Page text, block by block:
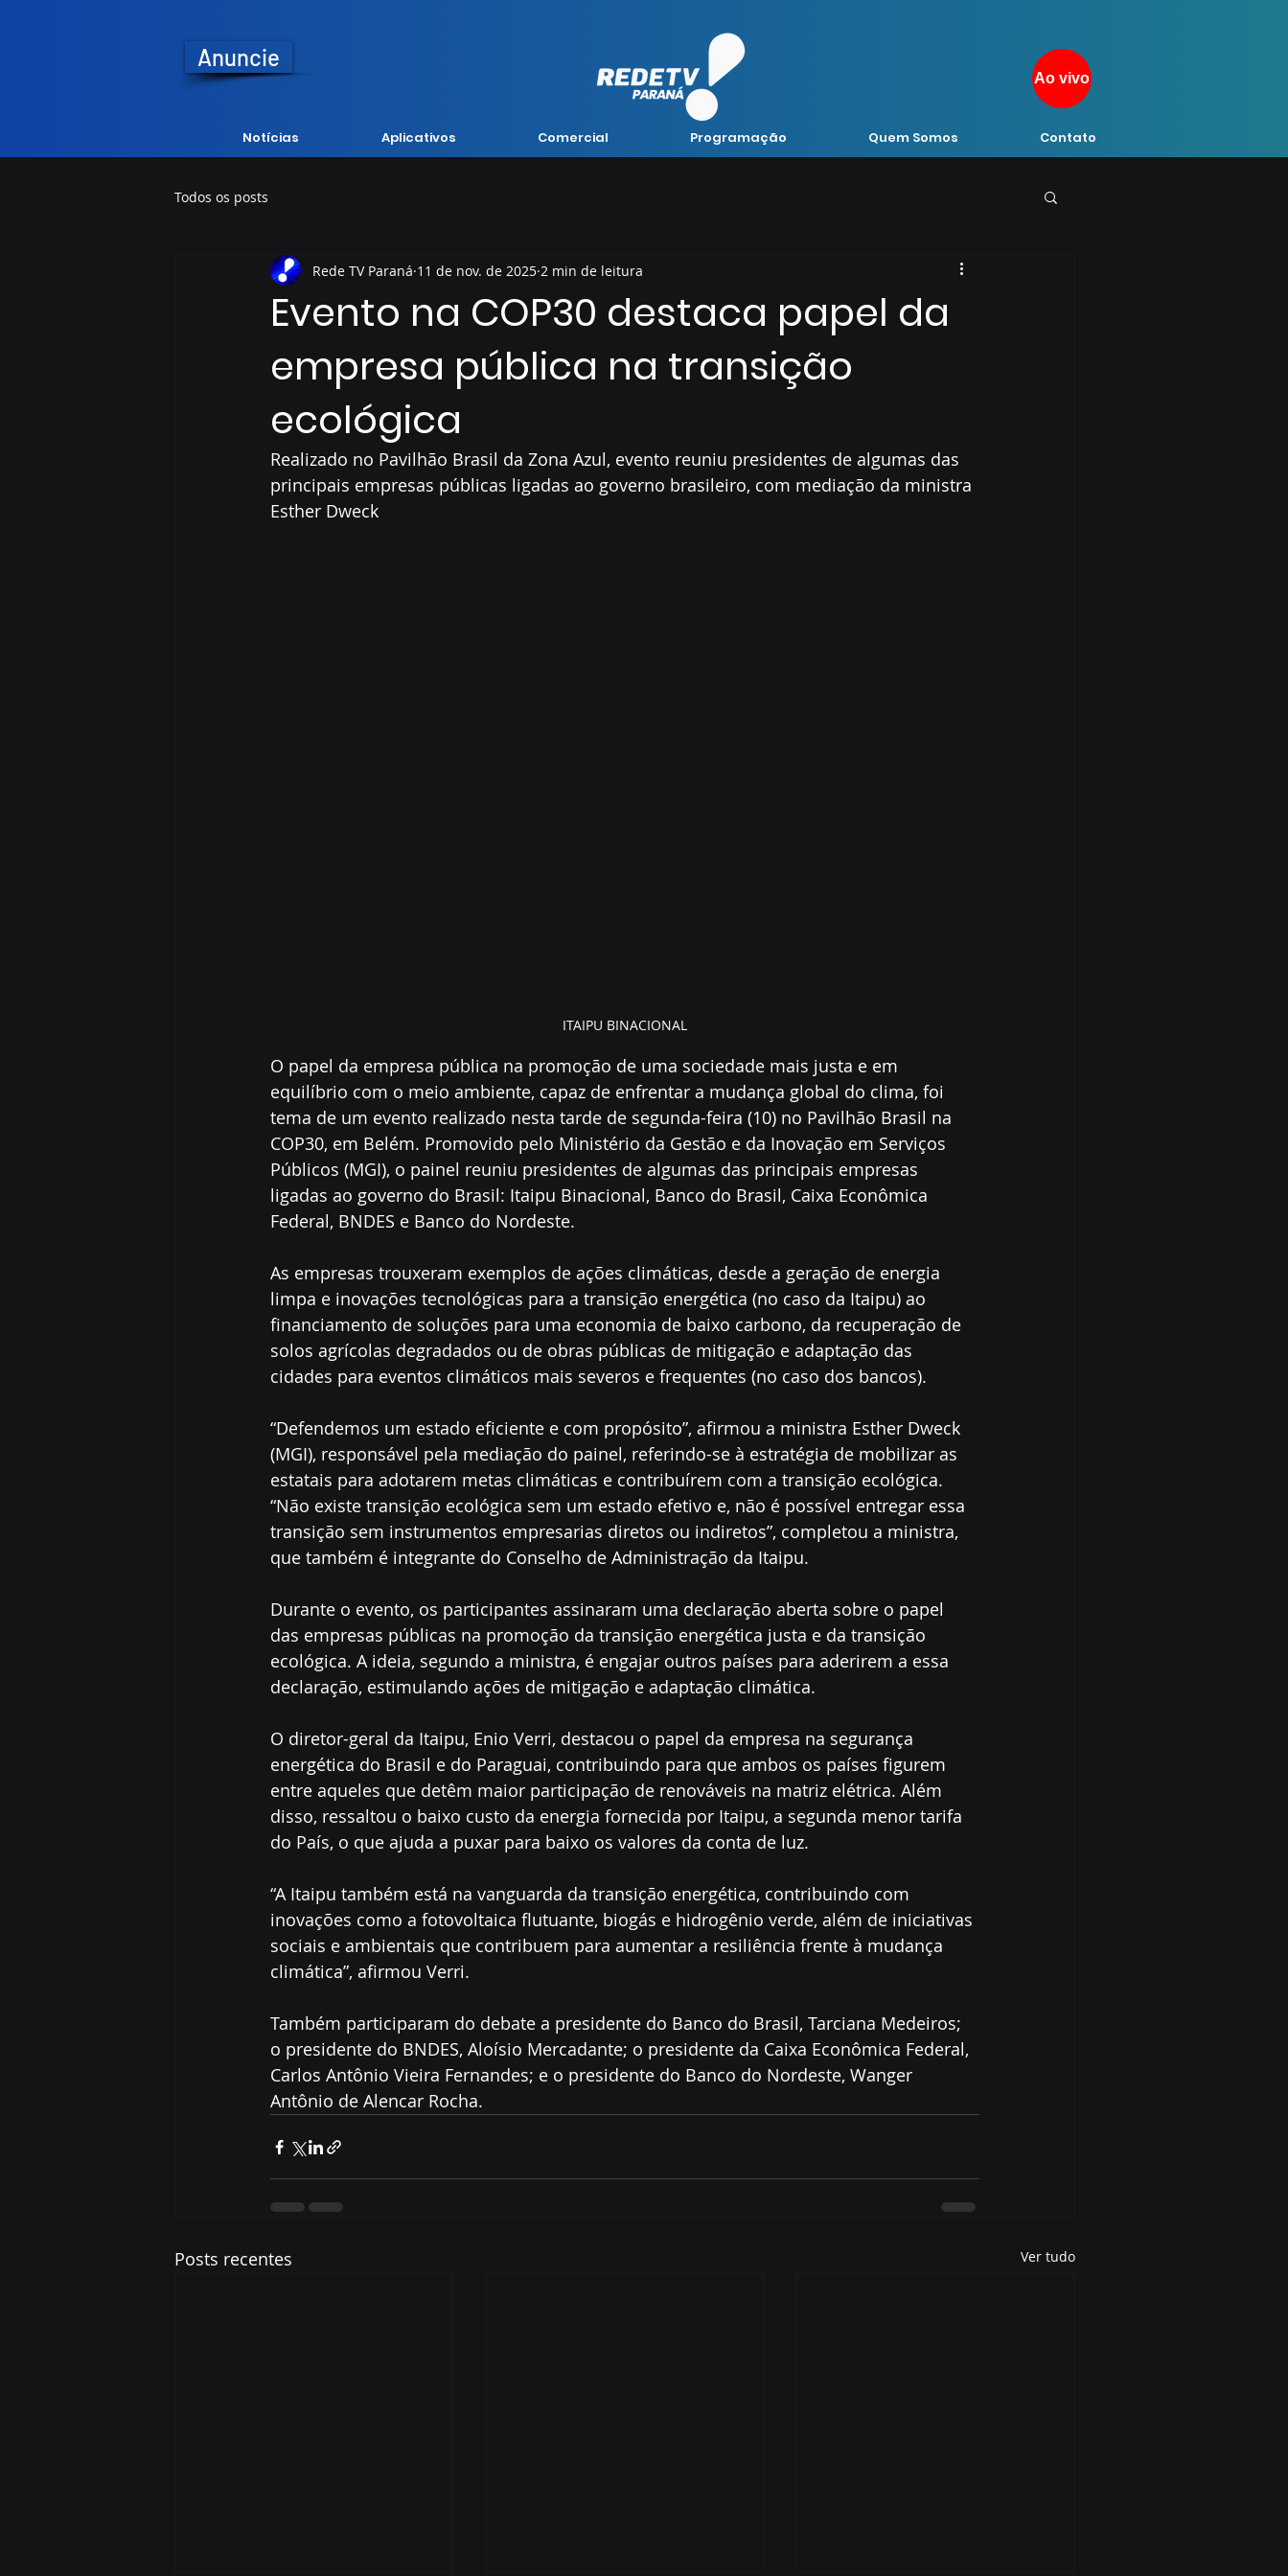
Anuncie
Notícias Aplicativos Comercial Programação Quem Somos Contato
Ao vivo
Todos os posts
Evento na COP30 destaca papel da
empresa pública na transição
ecológica
Rede TV Paraná 11 de nov. de 2025 2 min de leitura
Realizado no Pavilhão Brasil da Zona Azul, evento reuniu presidentes de algumas das
principais empresas públicas ligadas ao governo brasileiro, com mediação da ministra
Esther Dweck
ITAIPU BINACIONAL
O papel da empresa pública na promoção de uma sociedade mais justa e em
equilíbrio com o meio ambiente, capaz de enfrentar a mudança global do clima, foi
tema de um evento realizado nesta tarde de segunda-feira (10) no Pavilhão Brasil na
COP30, em Belém. Promovido pelo Ministério da Gestão e da Inovação em Serviços
Públicos (MGI), o painel reuniu presidentes de algumas das principais empresas
ligadas ao governo do Brasil: Itaipu Binacional, Banco do Brasil, Caixa Econômica
Federal, BNDES e Banco do Nordeste.
As empresas trouxeram exemplos de ações climáticas, desde a geração de energia
limpa e inovações tecnológicas para a transição energética (no caso da Itaipu) ao
financiamento de soluções para uma economia de baixo carbono, da recuperação de
solos agrícolas degradados ou de obras públicas de mitigação e adaptação das
cidades para eventos climáticos mais severos e frequentes (no caso dos bancos).
“Defendemos um estado eficiente e com propósito”, afirmou a ministra Esther Dweck
(MGI), responsável pela mediação do painel, referindo-se à estratégia de mobilizar as
estatais para adotarem metas climáticas e contribuírem com a transição ecológica.
“Não existe transição ecológica sem um estado efetivo e, não é possível entregar essa
transição sem instrumentos empresarias diretos ou indiretos”, completou a ministra,
que também é integrante do Conselho de Administração da Itaipu.
Durante o evento, os participantes assinaram uma declaração aberta sobre o papel
das empresas públicas na promoção da transição energética justa e da transição
ecológica. A ideia, segundo a ministra, é engajar outros países para aderirem a essa
declaração, estimulando ações de mitigação e adaptação climática.
O diretor-geral da Itaipu, Enio Verri, destacou o papel da empresa na segurança
energética do Brasil e do Paraguai, contribuindo para que ambos os países figurem
entre aqueles que detêm maior participação de renováveis na matriz elétrica. Além
disso, ressaltou o baixo custo da energia fornecida por Itaipu, a segunda menor tarifa
do País, o que ajuda a puxar para baixo os valores da conta de luz.
“A Itaipu também está na vanguarda da transição energética, contribuindo com
inovações como a fotovoltaica flutuante, biogás e hidrogênio verde, além de iniciativas
sociais e ambientais que contribuem para aumentar a resiliência frente à mudança
climática”, afirmou Verri.
Também participaram do debate a presidente do Banco do Brasil, Tarciana Medeiros;
o presidente do BNDES, Aloísio Mercadante; o presidente da Caixa Econômica Federal,
Carlos Antônio Vieira Fernandes; e o presidente do Banco do Nordeste, Wanger
Antônio de Alencar Rocha.
Posts recentes Ver tudo